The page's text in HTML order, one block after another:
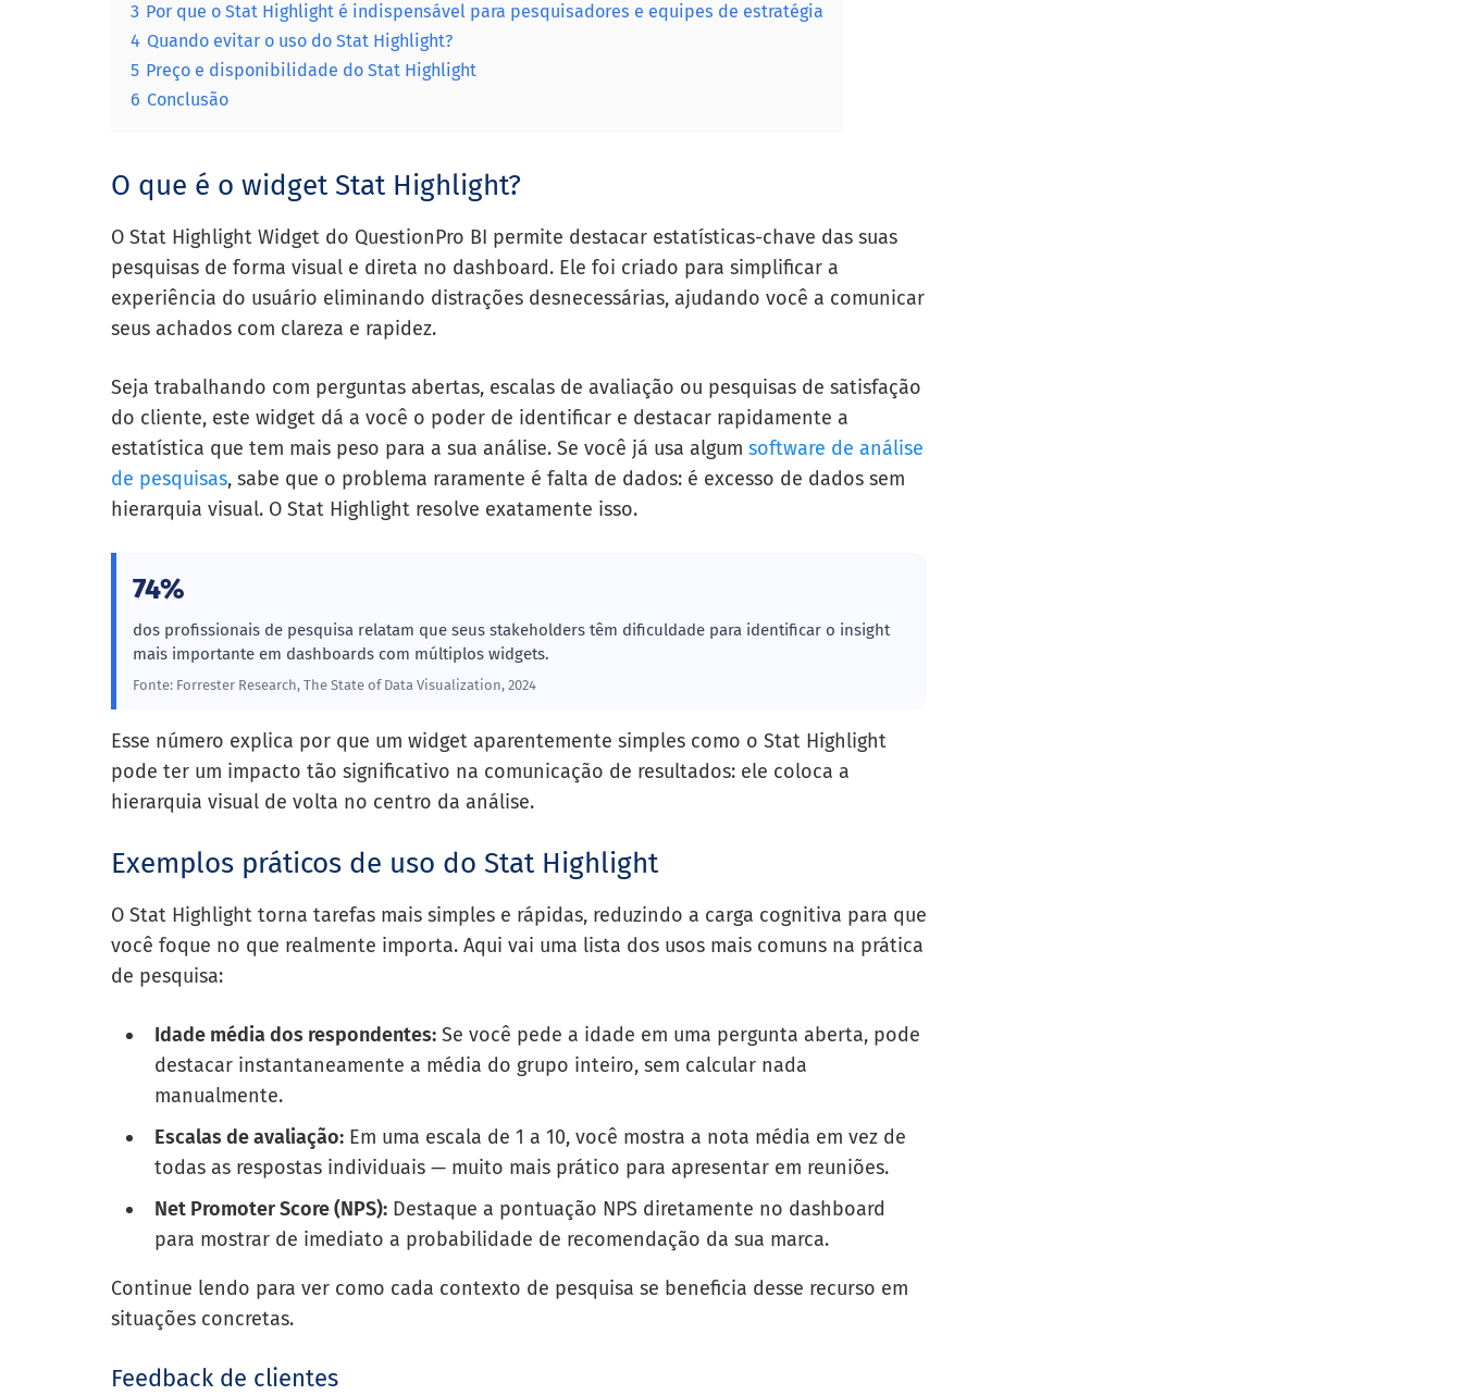
3 Por que o Stat Highlight é indispensável para pesquisadores e equipes de estratégia
4 Quando evitar o uso do Stat Highlight?
5 Preço e disponibilidade do Stat Highlight
6 Conclusão
O que é o widget Stat Highlight?
O Stat Highlight Widget do QuestionPro BI permite destacar estatísticas-chave das suas
pesquisas de forma visual e direta no dashboard. Ele foi criado para simplificar a
experiência do usuário eliminando distrações desnecessárias, ajudando você a comunicar
seus achados com clareza e rapidez.
Seja trabalhando com perguntas abertas, escalas de avaliação ou pesquisas de satisfação
do cliente, este widget dá a você o poder de identificar e destacar rapidamente a
estatística que tem mais peso para a sua análise. Se você já usa algum software de análise
de pesquisas, sabe que o problema raramente é falta de dados: é excesso de dados sem
hierarquia visual. O Stat Highlight resolve exatamente isso.
74%
dos profissionais de pesquisa relatam que seus stakeholders têm dificuldade para identificar o insight
mais importante em dashboards com múltiplos widgets.
Fonte: Forrester Research, The State of Data Visualization, 2024
Esse número explica por que um widget aparentemente simples como o Stat Highlight
pode ter um impacto tão significativo na comunicação de resultados: ele coloca a
hierarquia visual de volta no centro da análise.
Exemplos práticos de uso do Stat Highlight
O Stat Highlight torna tarefas mais simples e rápidas, reduzindo a carga cognitiva para que
você foque no que realmente importa. Aqui vai uma lista dos usos mais comuns na prática
de pesquisa:
Idade média dos respondentes: Se você pede a idade em uma pergunta aberta, pode
destacar instantaneamente a média do grupo inteiro, sem calcular nada
manualmente.
Escalas de avaliação: Em uma escala de 1 a 10, você mostra a nota média em vez de
todas as respostas individuais — muito mais prático para apresentar em reuniões.
Net Promoter Score (NPS): Destaque a pontuação NPS diretamente no dashboard
para mostrar de imediato a probabilidade de recomendação da sua marca.
Continue lendo para ver como cada contexto de pesquisa se beneficia desse recurso em
situações concretas.
Feedback de clientes